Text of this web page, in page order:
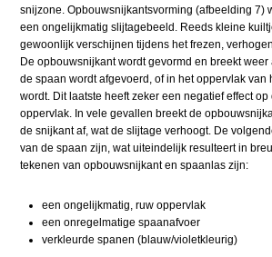
snijzone. Opbouwsnijkantsvorming (afbeelding 7)
een ongelijkmatig slijtagebeeld. Reeds kleine
gewoonlijk verschijnen tijdens het frezen,
De opbouwsnijkant wordt gevormd en breekt
de spaan wordt afgevoerd, of in het oppervlak van
wordt. Dit laatste heeft zeker een negatief effect
oppervlak. In vele gevallen breekt de
de snijkant af, wat de slijtage verhoogt. De
van de spaan zijn, wat uiteindelijk resulteert in
tekenen van opbouwsnijkant en spaanlas zijn:
een ongelijkmatig, ruw oppervlak
een onregelmatige spaanafvoer
verkleurde spanen (blauw/violetkleurig)